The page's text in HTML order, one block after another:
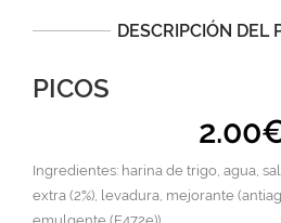
DESCRIPCIÓN DEL
PICOS
2.00
Ingredientes: harina de trigo, agua,
extra (2%), levadura, mejorante